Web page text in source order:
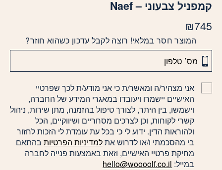
קמפניל צבעוני – Naef
₪745
המוצר חסר במלאי! רוצה לקבל עדכון כשהוא חוזר?
אני מצהיר/ה ומאשר/ת כי אני מודע/ת לכך שפרטיי
האישיים יישמרו ויעובדו במאגרי המידע של החברה,
וישמשו, בין היתר, לצורך טיפול בהזמנה, מתן שירות, ניהול
קשרי לקוחות, וכן לצרכים מסחריים ושיווקיים, הכל
ולהוראות הדין. ידוע לי כי בכל עת עומדת לי הזכות לחזור
בי מהסכמתי ו/או לדרוש אתלמדיניות הפרטיותבהתאם
מחיקת פרטיי האישיים, וזאת באמצעות פנייה לחברה
במייל: hello@woooolf.co.il